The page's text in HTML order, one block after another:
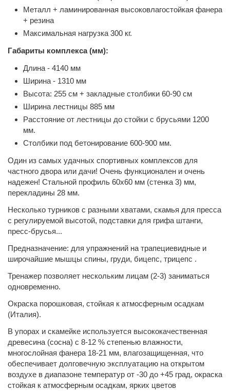
Металл + ламинированная высоковлагостойкая фанера
+ резина
Максимальная нагрузка 300 кг.
Габариты комплекса (мм):
Длина - 4140 мм
Ширина - 1310 мм
Высота: 255 см + закладные столбики 60-90 см
Ширина лестницы 885 мм
Расстояние от лестницы до стойки с брусьями 1200
мм.
Столбики под бетонирование 600-900 мм.
Один из самых удачных спортивных комплексов для
частного двора или дачи! Очень функционален и очень
надежен! Стальной профиль 60х60 мм (стенка 3) мм,
перекладины 28 мм.
Несколько турников с разными хватами, скамья для пресса
с регулируемой высотой, подставки для грифа штанги,
пресс-брусья...
Предназначение: для упражнений на трапециевидные и
широчайшие мышцы спины, груди, бицепс, трицепс .
Тренажер позволяет нескольким лицам (2-3) заниматься
одновременно.
Окраска порошковая, стойкая к атмосферным осадкам
(Италия).
В упорах и скамейке используется высококачественная
древесина (сосна) с 8-12 % степенью влажности,
многослойная фанера 18-21 мм, влагозащищенная, что
обеспечивает долговечную эксплуатацию на открытом
воздухе в диапазоне температур от -30 до +45 град, окраска
стойкая к атмосферным осадкам, ярких цветов